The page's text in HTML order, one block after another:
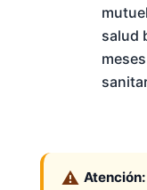
salud
Atención: